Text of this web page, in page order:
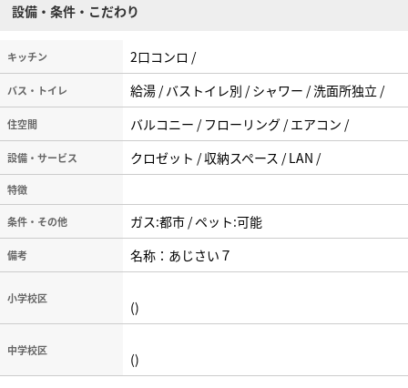
設備・条件・こだわり
キッチン 2口コンロ /
バス・トイレ 給湯 / バストイレ別 / シャワー / 洗面所独立 /
住空間 バルコニー / フローリング / エアコン /
設備・サービス クロゼット / 収納スペース / LAN /
特徴
条件・その他 ガス:都市 / ペット:可能
備考 名称：あじさい７
小学校区 ()
中学校区 ()